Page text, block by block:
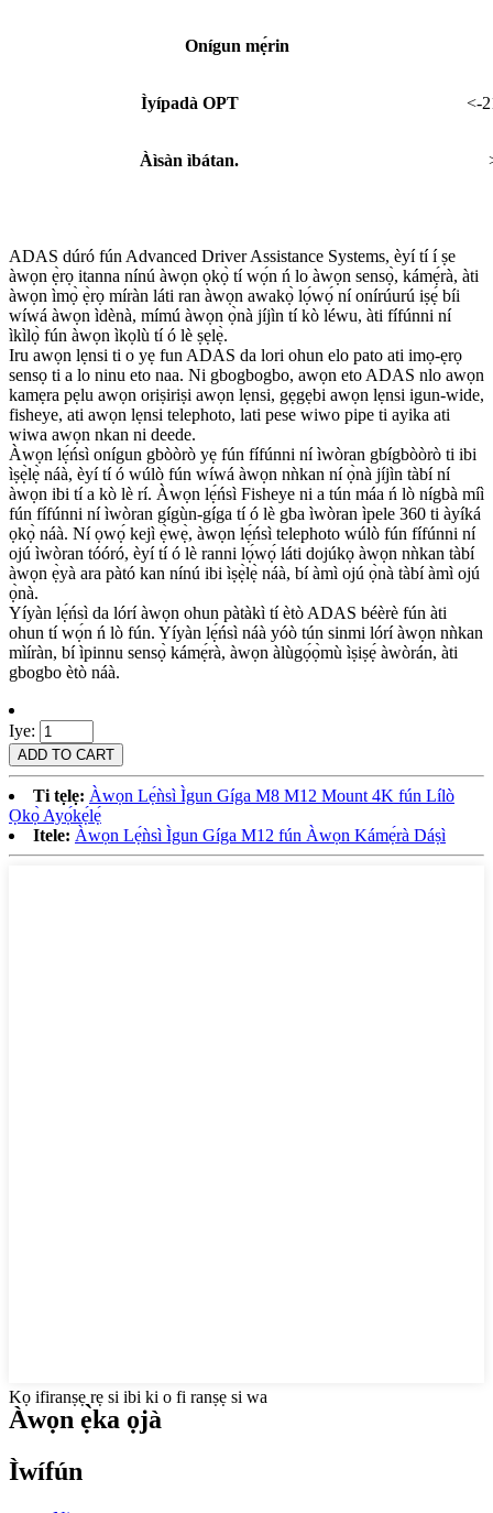
Onígun mẹ́rin
Ìyípadà OPT <-
Àìsàn ìbátan.
ADAS dúró fún Advanced Driver Assistance Systems, èyí tí í ṣe
àwọn ẹ̀rọ itanna nínú àwọn ọkọ̀ tí wọ́n ń lo àwọn sensọ̀, kámẹ́rà, àti
àwọn ìmọ̀ ẹ̀rọ míràn láti ran àwọn awakọ̀ lọ́wọ́ ní onírúurú iṣẹ́ bíi
wíwá àwọn ìdènà, mímú àwọn ọ̀nà jíjìn tí kò léwu, àti fífúnni ní
ìkìlọ̀ fún àwọn ìkọlù tí ó lè ṣẹlẹ̀.
Iru awọn lẹnsi ti o yẹ fun ADAS da lori ohun elo pato ati imọ-ẹrọ
sensọ ti a lo ninu eto naa. Ni gbogbogbo, awọn eto ADAS nlo awọn
kamẹra pẹlu awọn oriṣiriṣi awọn lẹnsi, gẹgẹbi awọn lẹnsi igun-wide,
fisheye, ati awọn lẹnsi telephoto, lati pese wiwo pipe ti ayika ati
wiwa awọn nkan ni deede.
Àwọn lẹ́ńsì onígun gbòòrò yẹ fún fífúnni ní ìwòran gbígbòòrò ti ibi
ìṣẹ̀lẹ̀ náà, èyí tí ó wúlò fún wíwá àwọn nǹkan ní ọ̀nà jíjìn tàbí ní
àwọn ibi tí a kò lè rí. Àwọn lẹ́ńsì Fisheye ni a tún máa ń lò nígbà míì
fún fífúnni ní ìwòran gígùn-gíga tí ó lè gba ìwòran ìpele 360 ​​ti àyíká
ọkọ̀ náà. Ní ọwọ́ kejì ẹ̀wẹ̀, àwọn lẹ́ńsì telephoto wúlò fún fífúnni ní
ojú ìwòran tóóró, èyí tí ó lè ranni lọ́wọ́ láti dojúkọ àwọn nǹkan tàbí
àwọn ẹ̀yà ara pàtó kan nínú ibi ìṣẹ̀lẹ̀ náà, bí àmì ojú ọ̀nà tàbí àmì ojú
ọ̀nà.
Yíyàn lẹ́ńsì da lórí àwọn ohun pàtàkì tí ètò ADAS béèrè fún àti
ohun tí wọ́n ń lò fún. Yíyàn lẹ́ńsì náà yóò tún sinmi lórí àwọn nǹkan
mìíràn, bí ìpinnu sensọ̀ kámẹ́rà, àwọn àlùgọ́ọ̀mù ìṣiṣẹ́ àwòrán, àti
gbogbo ètò náà.
Iye:
Ti tẹlẹ: Àwọn Lẹ́ǹsì Ìgun Gíga M8 M12 Mount 4K fún Lílò
Ọkọ̀ Ayọ́kẹ́lẹ́
Itele: Àwọn Lẹ́ǹsì Ìgun Gíga M12 fún Àwọn Kámẹ́rà Dáṣì
Kọ ifiranṣẹ rẹ si ibi ki o fi ranṣẹ si wa
Àwọn ẹ̀ka ọjà
Ìwífún